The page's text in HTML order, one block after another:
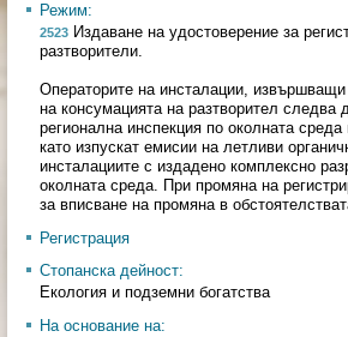
Режим:
2523 Издаване на удостоверение за
разтворители.
Операторите на инсталации,
на консумацията на разтворител следва
регионална инспекция по околната
като изпускат емисии на летливи
инсталациите с издадено комплексно
околната среда. При промяна на
за вписване на промяна в
Регистрация
Стопанска дейност:
Екология и подземни богатства
На основание на: